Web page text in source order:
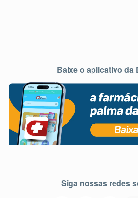
Baixe o aplicativo da
Siga nossas redes